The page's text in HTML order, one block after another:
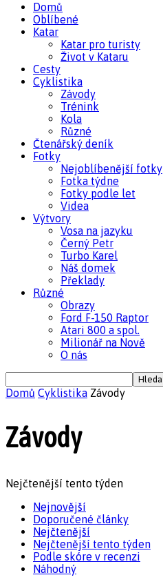
Domů
Oblíbené
Katar
Katar pro turisty
Život v Kataru
Cesty
Cyklistika
Závody
Trénink
Kola
Různé
Čtenářský deník
Fotky
Nejoblíbenější fotky
Fotka týdne
Fotky podle let
Videa
Výtvory
Vosa na jazyku
Černý Petr
Turbo Karel
Náš domek
Překlady
Různé
Obrazy
Ford F-150 Raptor
Atari 800 a spol.
Milionář na Nově
O nás
Domů Cyklistika Závody
Závody
Nejčtenější tento týden
Nejnovější
Doporučené články
Nejčtenější
Nejčtenější tento týden
Podle skóre v recenzi
Náhodný